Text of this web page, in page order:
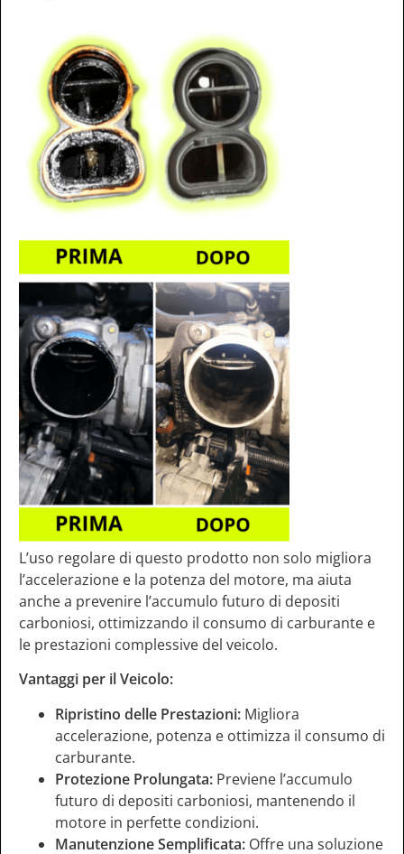
L’uso regolare di questo prodotto non solo migliora
l’accelerazione e la potenza del motore, ma aiuta
anche a prevenire l’accumulo futuro di depositi
carboniosi, ottimizzando il consumo di carburante e
le prestazioni complessive del veicolo.
Vantaggi per il Veicolo:
Ripristino delle Prestazioni: Migliora
accelerazione, potenza e ottimizza il consumo di
carburante.
Protezione Prolungata: Previene l’accumulo
futuro di depositi carboniosi, mantenendo il
motore in perfette condizioni.
Manutenzione Semplificata: Offre una soluzione